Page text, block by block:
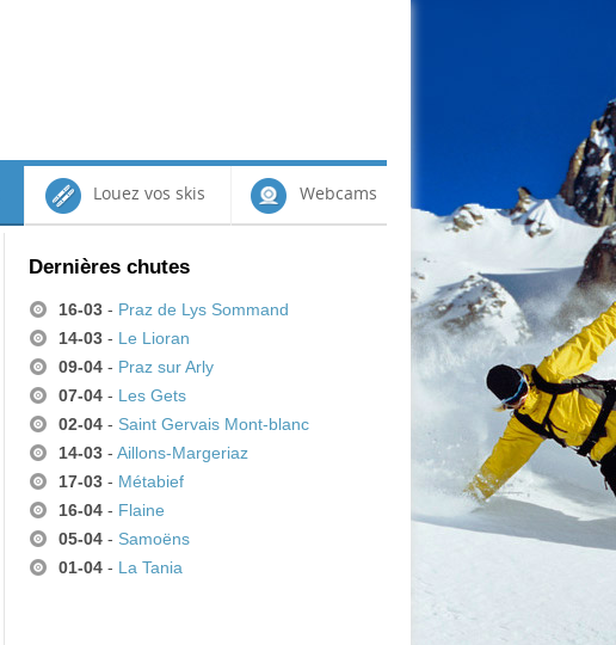
Louez vos skis Webcams
Dernières chutes
16-03 - Praz de Lys Sommand
14-03 - Le Lioran
09-04 - Praz sur Arly
07-04 - Les Gets
02-04 - Saint Gervais Mont-blanc
14-03 - Aillons-Margeriaz
17-03 - Métabief
16-04 - Flaine
05-04 - Samoëns
01-04 - La Tania